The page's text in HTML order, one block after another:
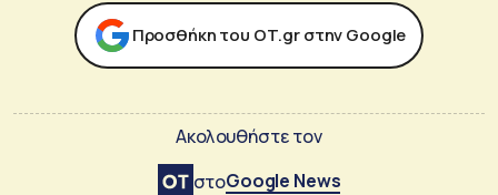
Προσθήκη του ΟΤ.gr στην Google
Ακολουθήστε τον
στοGoogle News